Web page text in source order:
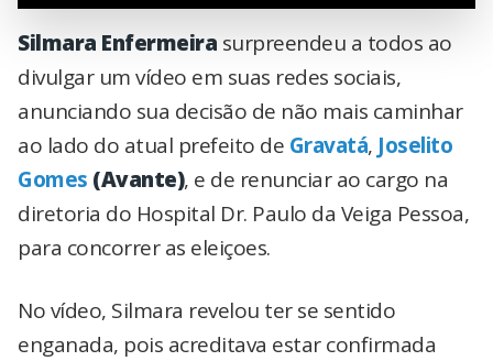
Silmara Enfermeira surpreendeu a todos ao
divulgar um vídeo em suas redes sociais,
anunciando sua decisão de não mais caminhar
ao lado do atual prefeito de Gravatá, Joselito
Gomes (Avante), e de renunciar ao cargo na
diretoria do Hospital Dr. Paulo da Veiga Pessoa,
para concorrer as eleiçoes.
No vídeo, Silmara revelou ter se sentido
enganada, pois acreditava estar confirmada